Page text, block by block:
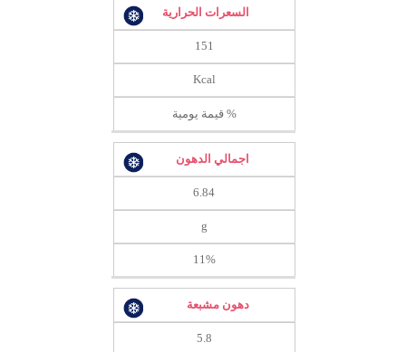
السعرات الحرارية
151
Kcal
% قيمة يومية
اجمالي الدهون
6.84
g
11%
دهون مشبعة
5.8